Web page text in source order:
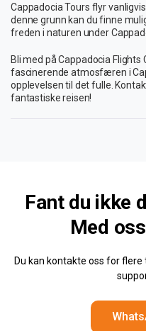
Cappadocia Tours flyr
denne grunn kan du finne
freden i naturen under
Bli med på Cappadocia
fascinerende atmosfæren i
opplevelsen til det fulle.
fantastiske reisen!
Fant du ikke
Med oss
Du kan kontakte oss for